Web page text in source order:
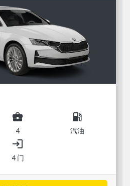
business_center
4
local_gas_station
汽油
login
4 门